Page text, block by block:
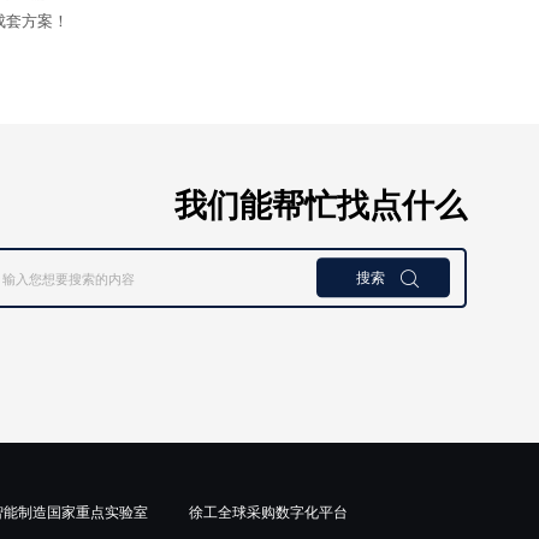
方案！
我们能帮忙找点什么
搜索 
制造国家重点实验室 徐工全球采购数字化平台